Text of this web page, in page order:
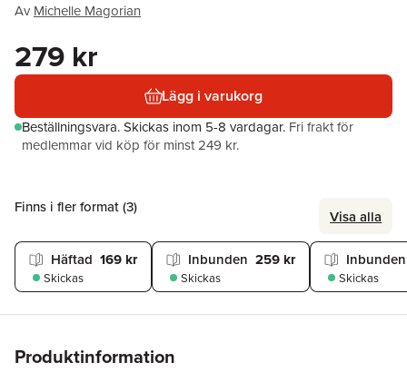
Av Michelle Magorian
279 kr
Lägg i varukorg
Beställningsvara.Skickas inom 5-8 vardagar. Fri frakt för
medlemmar vid köp för minst 249 kr.
Finns i fler format (3)
Visa alla
Häftad 169 kr
Skickas
Inbunden 259 kr
Skickas
Inbunden
Skickas
Produktinformation